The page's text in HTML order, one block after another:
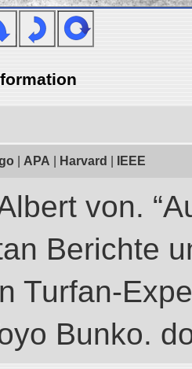
APA Harvard IEEE
von.
Berichte
Turfan-
Bunko.